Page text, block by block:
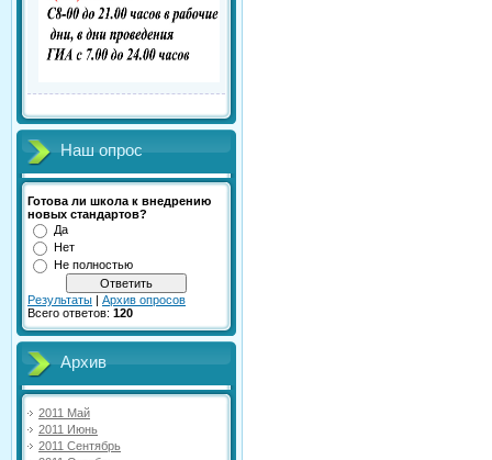
Наш опрос
Готова ли школа к внедрению
новых стандартов?
Да
Нет
Не полностью
Результаты | Архив опросов
Всего ответов: 120
Архив
2011 Май
2011 Июнь
2011 Сентябрь